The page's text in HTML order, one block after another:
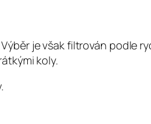
je však filtrován podle
koly.